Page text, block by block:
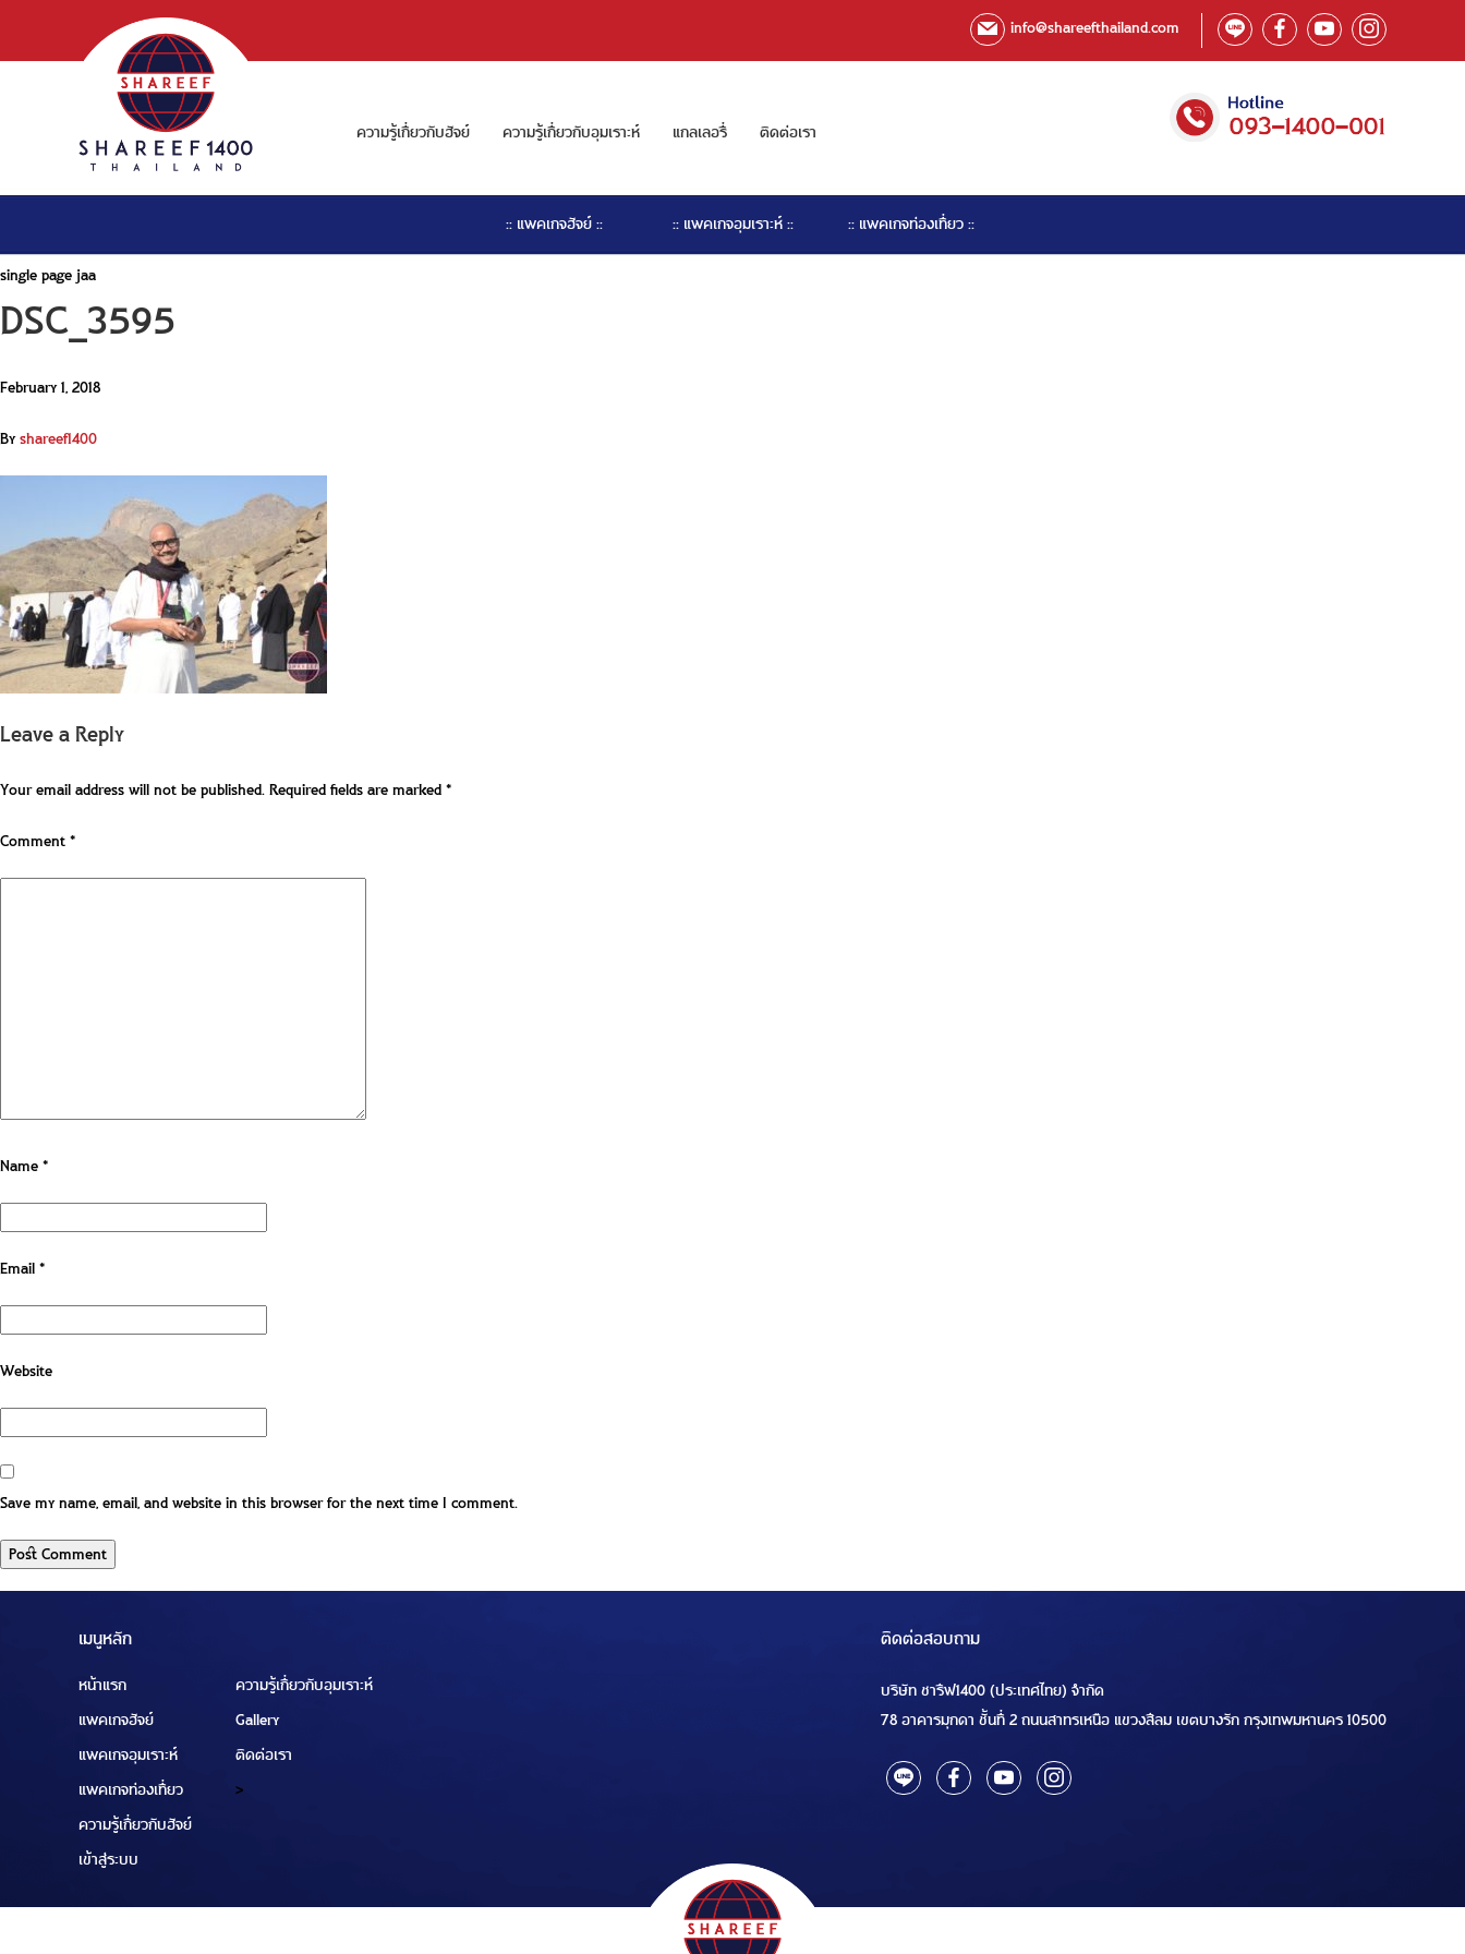
info@shareefthailand.com
ความรู้เกี่ยวกับฮัจย์ ความรู้เกี่ยวกับอุมเราะห์ แกลเลอรี่ ติดต่อเรา
:: แพคเกจฮัจย์ :: :: แพคเกจอุมเราะห์ :: :: แพคเกจท่องเที่ยว ::
single page jaa
DSC_3595
February 1, 2018
Byshareef1400
Leave a Reply
Your email address will not be published.Required fields are marked*
Comment*
Name*
Email*
Website
Save my name, email, and website in this browser for the next time I comment.
เมนูหลัก
หน้าแรก
แพคเกจฮัจย์
แพคเกจอุมเราะห์
แพคเกจท่องเที่ยว
ความรู้เกี่ยวกับฮัจย์
เข้าสู่ระบบ
ความรู้เกี่ยวกับอุมเราะห์
Gallery
ติดต่อเรา
>
ติดต่อสอบถาม
บริษัท ชารีฟ1400 (ประเทศไทย) จำกัด
78 อาคารมุกดา ชั้นที่ 2 ถนนสาทรเหนือ แขวงสีลม เขตบางรัก กรุงเทพมหานคร 10500